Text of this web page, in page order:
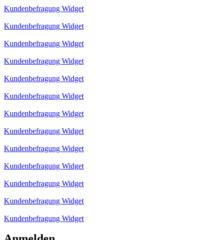
Kundenbefragung Widget
Kundenbefragung Widget
Kundenbefragung Widget
Kundenbefragung Widget
Kundenbefragung Widget
Kundenbefragung Widget
Kundenbefragung Widget
Kundenbefragung Widget
Kundenbefragung Widget
Kundenbefragung Widget
Kundenbefragung Widget
Kundenbefragung Widget
Kundenbefragung Widget